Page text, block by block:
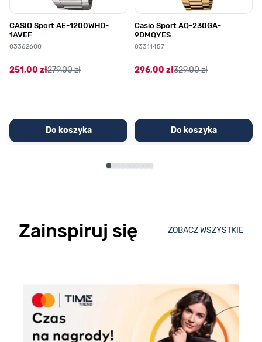
CASIO Sport AE-1200WHD-
1AVEF
03362600
251,00 zł279,00 zł
Do koszyka
Casio Sport AQ-230GA-
9DMQYES
03311457
296,00 zł329,00 zł
Do koszyka
Zainspiruj się ZOBACZ WSZYSTKIE